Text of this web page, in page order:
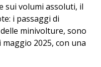
sui volumi assoluti, il
i passaggi di
minivolture, sono
2025, con una